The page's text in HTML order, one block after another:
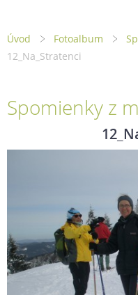
Úvod Fotoalbum
12_Na_Stratenci
Spomienky z